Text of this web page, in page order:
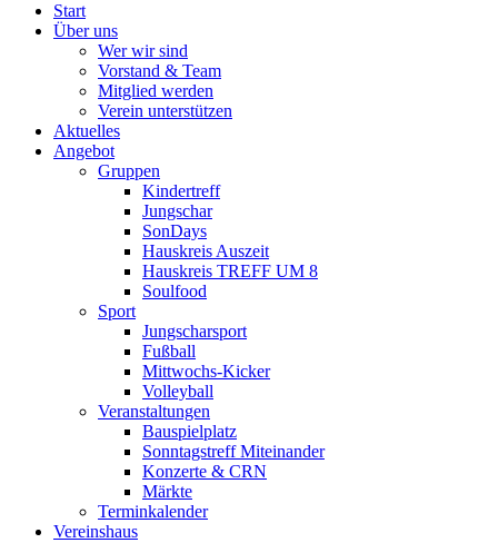
Start
Über uns
Wer wir sind
Vorstand & Team
Mitglied werden
Verein unterstützen
Aktuelles
Angebot
Gruppen
Kindertreff
Jungschar
SonDays
Hauskreis Auszeit
Hauskreis TREFF UM 8
Soulfood
Sport
Jungscharsport
Fußball
Mittwochs-Kicker
Volleyball
Veranstaltungen
Bauspielplatz
Sonntagstreff Miteinander
Konzerte & CRN
Märkte
Terminkalender
Vereinshaus